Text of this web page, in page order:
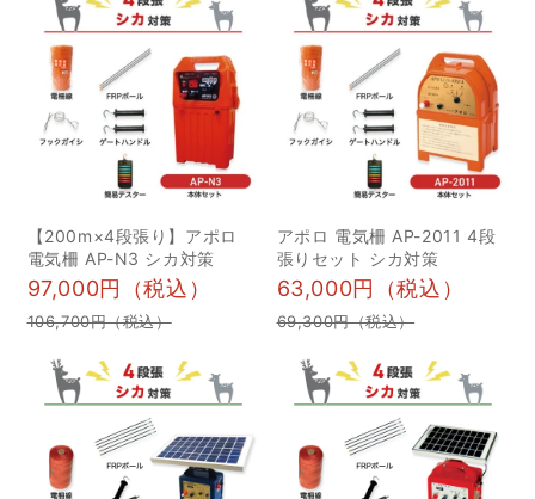
どうか 2掘り起こした跡
があるか 3イノシシの生
態系 1イノシシの特徴 4
おすすめのイノシシ対
策：唐辛子 1唐辛子を地
面に蒔く 2唐辛子以外に
物 5おすすめのイノシシ
対策：音 6音のイノシシ
対策を取る場合の注意点
シに有効な対策 1ライト 2
防護柵 3トタン板 4防獣
ネット 5金網やフェンス
6電気柵 8柵を設置する際
去 2光・音・ニオイを活
用したイノシシ避けの工
夫 4フェンス・ネット・
電気柵による侵入防止 1
設置場所や地形に合わせ
た最適な選択肢 5忌避剤
ズの比較と選び方 6捕
獲・駆除を検討する際の
ポイント？ 1自治体への
め・総括 なぜイノシシ避
けが必要なのか？被害の
現状 農地や住宅地におけ
るイノシシ被害の実態を
【200m×4段張り】アポロ
電気柵 AP-N3 シカ対策
97,000円（税込）
106,700円（税込）
アポロ 電気柵 AP-2011 4段
張りセット シカ対策
63,000円（税込）
69,300円（税込）